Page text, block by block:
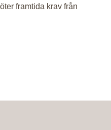
framtida krav från